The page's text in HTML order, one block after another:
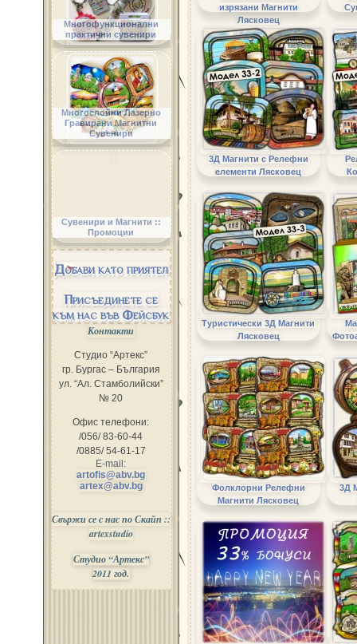
изрязани Магнити
Лясковец
3Д Магнити с Релефни
елементи Лясковец
Туристически 3Д Магнити
Лясковец
Фолклорни Релефни
Магнити Лясковец
3Д
Многофункционални
практични сувенири
Многослойни Лазерно
Гравирани Магнитни
Сувенири
Сувенири и Магнити ::
Промоции
Добави като приятел
Присъединете се
към нас във Фейсбук
Контакти
Студио “Артекс”
гр. Бургас – България
ул. “Ал. Стамболийски”
№ 20
Офис телефони:
/056/ 83-60-44
/0885/ 54-61-17
E-mail:
artofis@abv.bg
artex@abv.bg
Свържи се с нас по Скайп ::
artexstudio
Студио “Артекс”
2011 год.